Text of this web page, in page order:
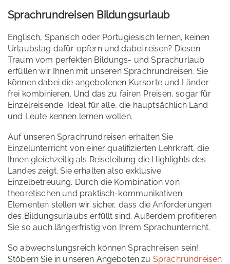
Sprachrundreisen Bildungsurlaub
Englisch, Spanisch oder Portugiesisch lernen, keinen
Urlaubstag dafür opfern und dabei reisen? Diesen
Traum vom perfekten Bildungs- und Sprachurlaub
erfüllen wir Ihnen mit unseren Sprachrundreisen. Sie
können dabei die angebotenen Kursorte und Länder
frei kombinieren. Und das zu fairen Preisen, sogar für
Einzelreisende. Ideal für alle, die hauptsächlich Land
und Leute kennen lernen wollen.
Auf unseren Sprachrundreisen erhalten Sie
Einzelunterricht von einer qualifizierten Lehrkraft, die
Ihnen gleichzeitig als Reiseleitung die Highlights des
Landes zeigt. Sie erhalten also exklusive
Einzelbetreuung. Durch die Kombination von
theoretischen und praktisch-kommunikativen
Elementen stellen wir sicher, dass die Anforderungen
des Bildungsurlaubs erfüllt sind. Außerdem profitieren
Sie so auch längerfristig von Ihrem Sprachunterricht.
So abwechslungsreich können Sprachreisen sein!
Stöbern Sie in unseren Angeboten zu Sprachrundreisen